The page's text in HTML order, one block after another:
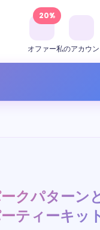
オファー
20%
私のアカウン
クパターン
ティーキッ